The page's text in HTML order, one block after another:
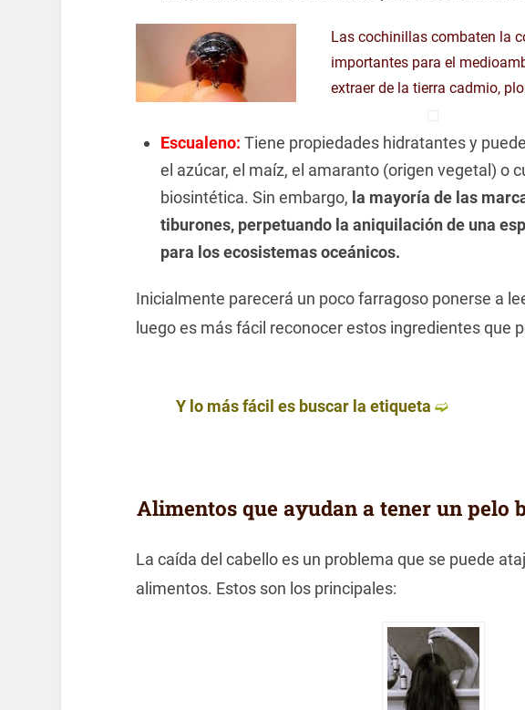
Las cochinillas combaten la
importantes para el
extraer de la tierra cadmio,
Escualeno: Tiene propiedades hidratantes y
el azúcar, el maíz, el amaranto (origen vegetal) o
biosintética. Sin embargo, la mayoría de las
tiburones, perpetuando la aniquilación de una
para los ecosistemas oceánicos.
Inicialmente parecerá un poco farragoso ponerse a
luego es más fácil reconocer estos ingredientes que
Y lo más fácil es buscar la etiqueta➫
Alimentos que ayudan a tener un pelo
La caída del cabello es un problema que se puede
alimentos. Estos son los principales: